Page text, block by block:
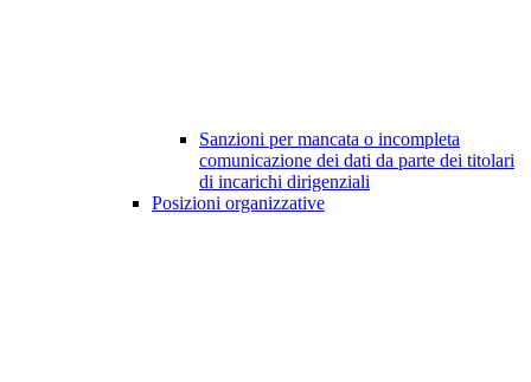
Sanzioni per mancata o incompleta
comunicazione dei dati da parte dei titolari
di incarichi dirigenziali
Posizioni organizzative